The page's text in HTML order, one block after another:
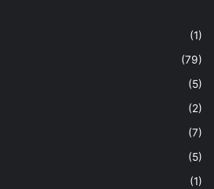
(1)
(79)
(5)
(2)
(7)
(5)
(1)